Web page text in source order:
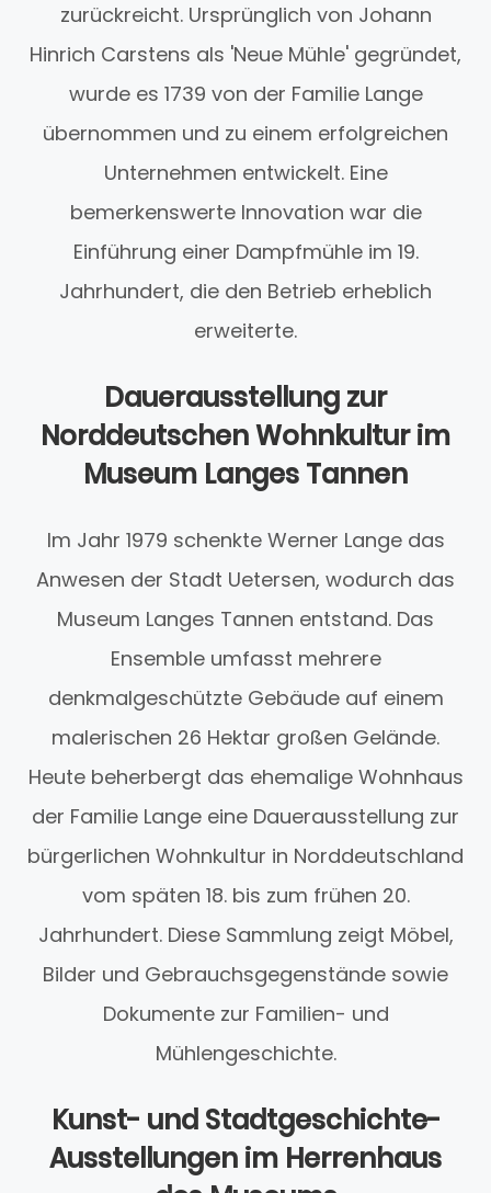
zurückreicht. Ursprünglich von Johann
Hinrich Carstens als 'Neue Mühle' gegründet,
wurde es 1739 von der Familie Lange
übernommen und zu einem erfolgreichen
Unternehmen entwickelt. Eine
bemerkenswerte Innovation war die
Einführung einer Dampfmühle im 19.
Jahrhundert, die den Betrieb erheblich
erweiterte.
Dauerausstellung zur
Norddeutschen Wohnkultur im
Museum Langes Tannen
Im Jahr 1979 schenkte Werner Lange das
Anwesen der Stadt Uetersen, wodurch das
Museum Langes Tannen entstand. Das
Ensemble umfasst mehrere
denkmalgeschützte Gebäude auf einem
malerischen 26 Hektar großen Gelände.
Heute beherbergt das ehemalige Wohnhaus
der Familie Lange eine Dauerausstellung zur
bürgerlichen Wohnkultur in Norddeutschland
vom späten 18. bis zum frühen 20.
Jahrhundert. Diese Sammlung zeigt Möbel,
Bilder und Gebrauchsgegenstände sowie
Dokumente zur Familien- und
Mühlengeschichte.
Kunst- und Stadtgeschichte-
Ausstellungen im Herrenhaus